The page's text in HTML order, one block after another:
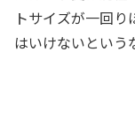
トサイズが一回
はいけないという